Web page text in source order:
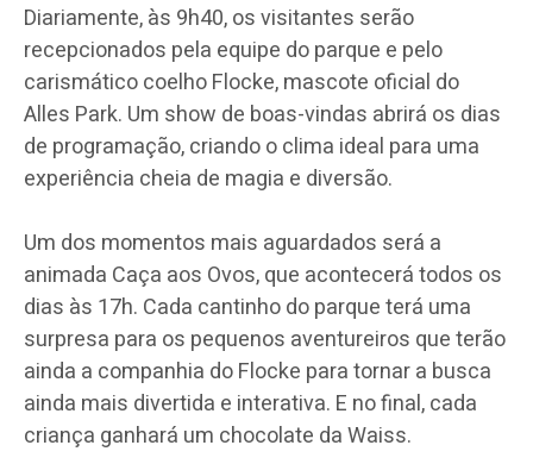
Diariamente, às 9h40, os visitantes serão
recepcionados pela equipe do parque e pelo
carismático coelho Flocke, mascote oficial do
Alles Park. Um show de boas-vindas abrirá os dias
de programação, criando o clima ideal para uma
experiência cheia de magia e diversão.
Um dos momentos mais aguardados será a
animada Caça aos Ovos, que acontecerá todos os
dias às 17h. Cada cantinho do parque terá uma
surpresa para os pequenos aventureiros que terão
ainda a companhia do Flocke para tornar a busca
ainda mais divertida e interativa. E no final, cada
criança ganhará um chocolate da Waiss.